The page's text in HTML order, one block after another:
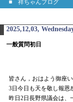
■ 祥ちゃんブログ
2025,12,03,
一般質問初日
皆さん，おはよう御座
3日今日も天を敬し報恩
昨日2日長野県議会は、